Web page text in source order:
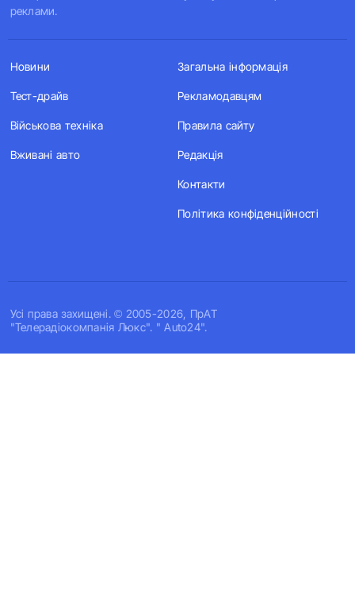
реклами.
Усi права захищенi. © 2005-2026, ПрАТ
"Телерадіокомпанія Люкс". " Auto24".
Новини
Тест-драйв
Військова техніка
Вживані авто
Загальна інформація
Рекламодавцям
Правила сайту
Редакція
Контакти
Політика конфіденційності